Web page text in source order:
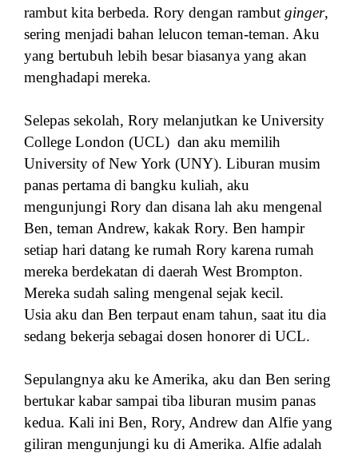
rambut kita berbeda. Rory dengan rambut ginger,
sering menjadi bahan lelucon teman-teman. Aku
yang bertubuh lebih besar biasanya yang akan
menghadapi mereka.
Selepas sekolah, Rory melanjutkan ke University
College London (UCL) dan aku memilih
University of New York (UNY). Liburan musim
panas pertama di bangku kuliah, aku
mengunjungi Rory dan disana lah aku mengenal
Ben, teman Andrew, kakak Rory. Ben hampir
setiap hari datang ke rumah Rory karena rumah
mereka berdekatan di daerah West Brompton.
Mereka sudah saling mengenal sejak kecil.
Usia aku dan Ben terpaut enam tahun, saat itu dia
sedang bekerja sebagai dosen honorer di UCL.
Sepulangnya aku ke Amerika, aku dan Ben sering
bertukar kabar sampai tiba liburan musim panas
kedua. Kali ini Ben, Rory, Andrew dan Alfie yang
giliran mengunjungi ku di Amerika. Alfie adalah